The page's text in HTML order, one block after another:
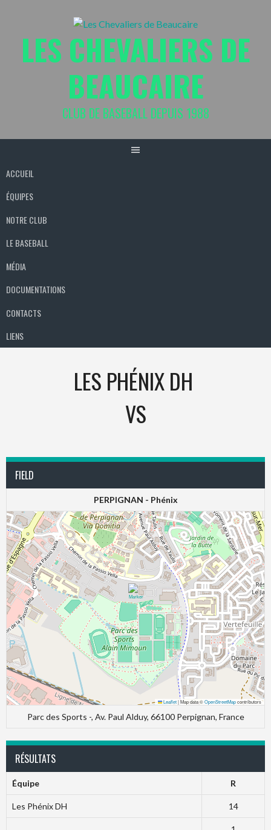
LES CHEVALIERS DE
BEAUCAIRE
CLUB DE BASEBALL DEPUIS 1988
ACCUEIL
ÉQUIPES
NOTRE CLUB
LE BASEBALL
MÉDIA
DOCUMENTATIONS
CONTACTS
LIENS
LES PHÉNIX DH
VS
FIELD
PERPIGNAN - Phénix
Leaflet|Map data ©OpenStreetMapcontributors
Parc des Sports -, Av. Paul Alduy, 66100 Perpignan, France
RÉSULTATS
Équipe R
Les Phénix DH 14